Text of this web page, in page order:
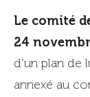
Le comité
24
d’un plan
annexé au